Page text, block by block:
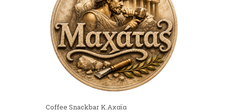
Coffee Snackbar Κ.Αχαϊα